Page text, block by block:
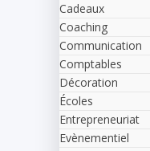
Cadeaux
Coaching
Communication
Comptables
Décoration
Écoles
Entrepreneuriat
Evènementiel